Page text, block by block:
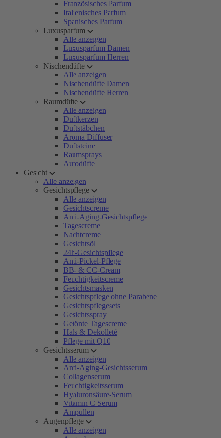
Französisches Parfum
Italienisches Parfum
Spanisches Parfum
Luxusparfum
Alle anzeigen
Luxusparfum Damen
Luxusparfum Herren
Nischendüfte
Alle anzeigen
Nischendüfte Damen
Nischendüfte Herren
Raumdüfte
Alle anzeigen
Duftkerzen
Duftstäbchen
Aroma Diffuser
Duftsteine
Raumsprays
Autodüfte
Gesicht
Alle anzeigen
Gesichtspflege
Alle anzeigen
Gesichtscreme
Anti-Aging-Gesichtspflege
Tagescreme
Nachtcreme
Gesichtsöl
24h-Gesichtspflege
Anti-Pickel-Pflege
BB- & CC-Cream
Feuchtigkeitscreme
Gesichtsmasken
Gesichtspflege ohne Parabene
Gesichtspflegesets
Gesichtsspray
Getönte Tagescreme
Hals & Dekolleté
Pflege mit Q10
Gesichtsserum
Alle anzeigen
Anti-Aging-Gesichtsserum
Collagenserum
Feuchtigkeitsserum
Hyaluronsäure-Serum
Vitamin C Serum
Ampullen
Augenpflege
Alle anzeigen